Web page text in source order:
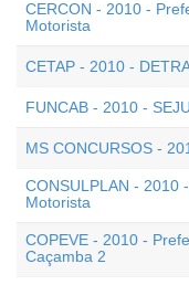
CERCON - 2010 -
Motorista
CETAP - 2010 -
FUNCAB - 2010 -
MS CONCURSOS -
CONSULPLAN - 2010
Motorista
COPEVE - 2010 -
Caçamba 2